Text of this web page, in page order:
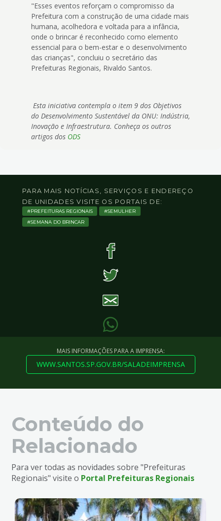
"Esses eventos reforçam o compromisso da
Prefeitura com a construção de uma cidade mais
humana, acolhedora e voltada para a infância,
onde o brincar é reconhecido como elemento
essencial para o bem-estar e o desenvolvimento
das crianças", concluiu o secretário das
Prefeituras Regionais, Rivaldo Santos.
Esta iniciativa contempla o item 9 dos Objetivos
do Desenvolvimento Sustentável da ONU: Indústria,
Inovação e Infraestrutura. Conheça os outros
artigos dos ODS
PARA MAIS NOTÍCIAS, SERVIÇOS E ENDEREÇO
DE UNIDADES VISITE OS PORTAIS DE:
PREFEITURAS REGIONAIS
SEMULHER
SEMANA DO BRINCAR
MAIS INFORMAÇÕES PARA A IMPRENSA:
WWW.SANTOS.SP.GOV.BR/SALADEIMPRENSA
Conteúdo do
Relacionado
Para ver todas as novidades sobre "Prefeituras
Regionais" visite o Portal Prefeituras Regionais